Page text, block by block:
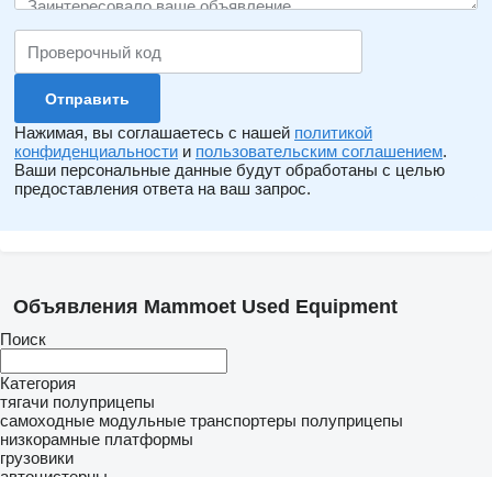
Нажимая, вы соглашаетесь с нашей политикой
конфиденциальности и пользовательским соглашением.
Ваши персональные данные будут обработаны с целью
предоставления ответа на ваш запрос.
Объявления Mammoet Used Equipment
Поиск
Категория
тягачи полуприцепы
самоходные модульные транспортеры полуприцепы
низкорамные платформы
грузовики